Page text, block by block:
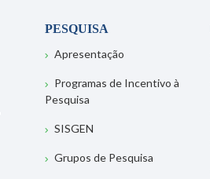
PESQUISA
Apresentação
Programas de Incentivo à
Pesquisa
SISGEN
Grupos de Pesquisa